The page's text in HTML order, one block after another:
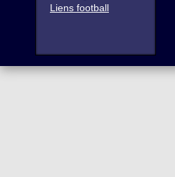
Liens football